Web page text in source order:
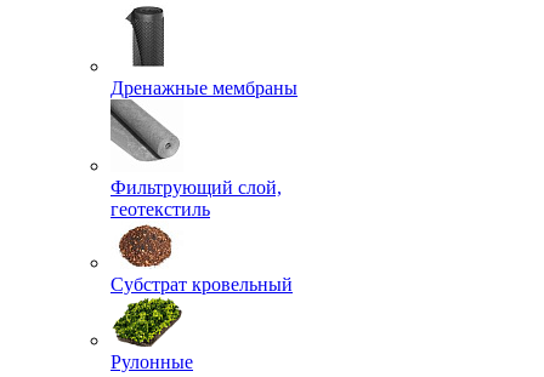
Дренажные мембраны
Фильтрующий слой,
геотекстиль
Субстрат кровельный
Рулонные